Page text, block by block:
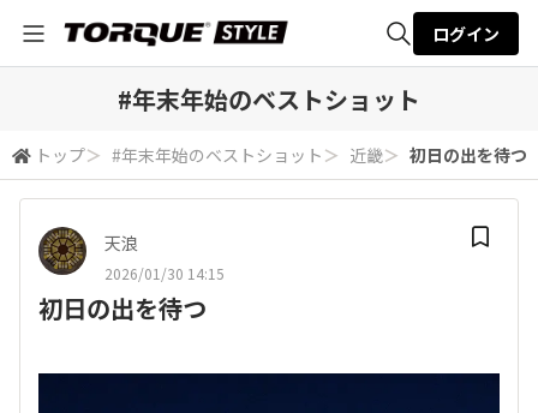
検索
ログイン
#年末年始のベストショット
トップ＞ #年末年始のベストショット ＞ 近畿＞ 初日の出を待つ
天浪
2026/01/30 14:15
初日の出を待つ